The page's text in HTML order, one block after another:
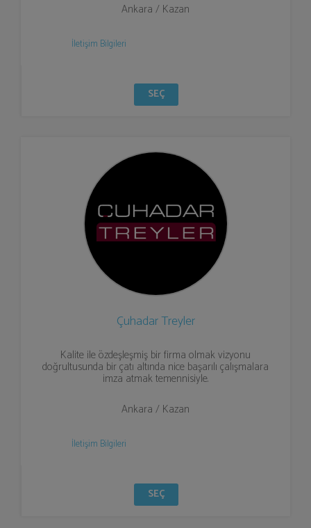
Ankara / Kazan
İletişim Bilgileri
SEÇ
Çuhadar Treyler
Kalite ile özdeşleşmiş bir firma olmak vizyonu
doğrultusunda bir çatı altında nice başarılı çalışmalara
imza atmak temennisiyle.
Ankara / Kazan
İletişim Bilgileri
SEÇ